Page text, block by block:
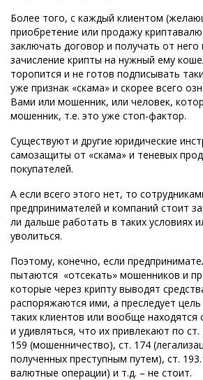
Более того, с каждый клиентом
приобретение или продажу
заключать договор и получать от него
зачисление крипты на нужный ему
торопится и не готов подписывать
уже признак «скама» и скорее всего
Вами или мошенник, или человек,
мошенник, т.е. это уже стоп-фактор.
Существуют и другие юридические
самозащиты от «скама» и теневых
покупателей.
А если всего этого нет, то
предпринимателей и компаний стоит
ли дальше работать в таких условиях
уволиться.
Поэтому, конечно, если
пытаются «отсекать» мошенников и
которые через крипту выводят
распоряжаются ими, а преследует
таких клиентов или вообще находятся
и удивляться, что их привлекают по ст.
159 (мошенничество), ст. 174
полученных преступным путем), ст.
валютные операции) и т.д. – не стоит.